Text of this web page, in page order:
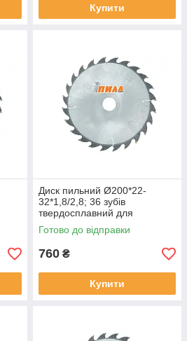
Купити
Диск пильний Ø200*22-
32*1,8/2,8; 36 зубів
твердосплавний для
поздовжнього розпилу по
дереву
Готово до відправки
760 ₴
Купити